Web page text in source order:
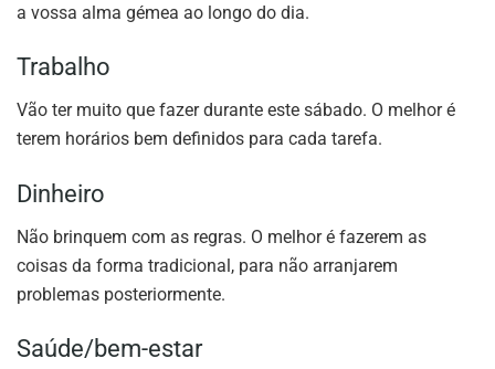
a vossa alma gémea ao longo do dia.
Trabalho
Vão ter muito que fazer durante este sábado. O melhor é
terem horários bem definidos para cada tarefa.
Dinheiro
Não brinquem com as regras. O melhor é fazerem as
coisas da forma tradicional, para não arranjarem
problemas posteriormente.
Saúde/bem-estar